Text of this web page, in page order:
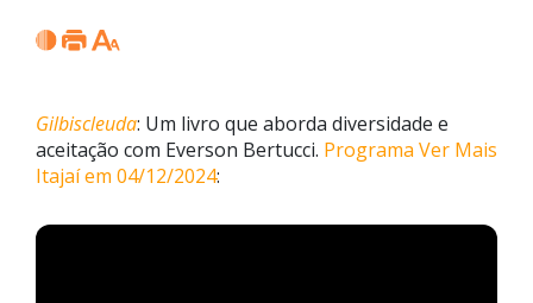
Gilbiscleuda: Um livro que aborda diversidade e
aceitação com Everson Bertucci. Programa Ver Mais
Itajaí em 04/12/2024: